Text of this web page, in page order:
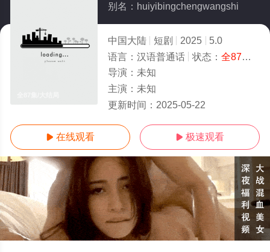
别名：huiyibingchengwangshi
中国大陆 短剧 2025
5.0
语言： 汉语普通话 状态： 全87集
导演： 未知
主演： 未知
更新时间： 2025-05-22
 在线观看  极速观看